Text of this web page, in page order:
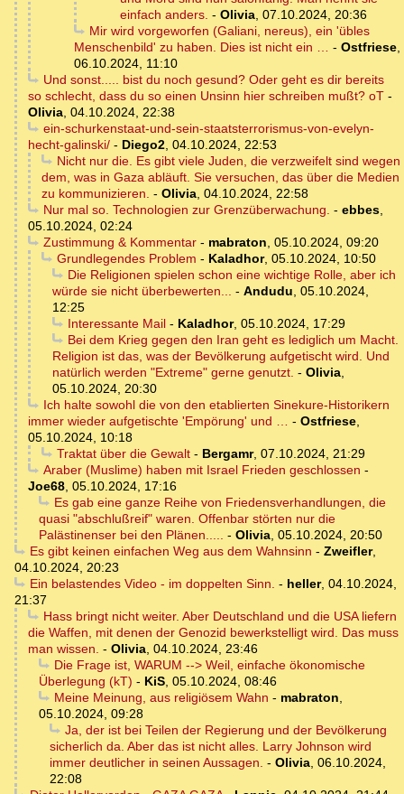
einfach anders. - Olivia, 07.10.2024, 20:36
Mir wird vorgeworfen (Galiani, nereus), ein 'übles
Menschenbild' zu haben. Dies ist nicht ein … - Ostfriese,
06.10.2024, 11:10
Und sonst..... bist du noch gesund? Oder geht es dir bereits
so schlecht, dass du so einen Unsinn hier schreiben mußt? oT -
Olivia, 04.10.2024, 22:38
ein-schurkenstaat-und-sein-staatsterrorismus-von-evelyn-
hecht-galinski/ - Diego2, 04.10.2024, 22:53
Nicht nur die. Es gibt viele Juden, die verzweifelt sind wegen
dem, was in Gaza abläuft. Sie versuchen, das über die Medien
zu kommunizieren. - Olivia, 04.10.2024, 22:58
Nur mal so. Technologien zur Grenzüberwachung. - ebbes,
05.10.2024, 02:24
Zustimmung & Kommentar- mabraton, 05.10.2024, 09:20
Grundlegendes Problem - Kaladhor, 05.10.2024, 10:50
Die Religionen spielen schon eine wichtige Rolle, aber ich
würde sie nicht überbewerten... - Andudu, 05.10.2024,
12:25
Interessante Mail- Kaladhor, 05.10.2024, 17:29
Bei dem Krieg gegen den Iran geht es lediglich um Macht.
Religion ist das, was der Bevölkerung aufgetischt wird. Und
natürlich werden "Extreme" gerne genutzt. - Olivia,
05.10.2024, 20:30
Ich halte sowohl die von den etablierten Sinekure-Historikern
immer wieder aufgetischte 'Empörung' und … - Ostfriese,
05.10.2024, 10:18
Traktat über die Gewalt- Bergamr, 07.10.2024, 21:29
Araber (Muslime) haben mit Israel Frieden geschlossen -
Joe68, 05.10.2024, 17:16
Es gab eine ganze Reihe von Friedensverhandlungen, die
quasi "abschlußreif" waren. Offenbar störten nur die
Palästinenser bei den Plänen..... - Olivia, 05.10.2024, 20:50
Es gibt keinen einfachen Weg aus dem Wahnsinn - Zweifler,
04.10.2024, 20:23
Ein belastendes Video - im doppelten Sinn. - heller, 04.10.2024,
21:37
Hass bringt nicht weiter. Aber Deutschland und die USA liefern
die Waffen, mit denen der Genozid bewerkstelligt wird. Das muss
man wissen. - Olivia, 04.10.2024, 23:46
Die Frage ist, WARUM --> Weil, einfache ökonomische
Überlegung (kT) - KiS, 05.10.2024, 08:46
Meine Meinung, aus religiösem Wahn - mabraton,
05.10.2024, 09:28
Ja, der ist bei Teilen der Regierung und der Bevölkerung
sicherlich da. Aber das ist nicht alles. Larry Johnson wird
immer deutlicher in seinen Aussagen. - Olivia, 06.10.2024,
22:08